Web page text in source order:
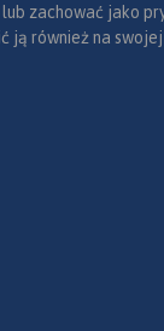
lub zachować jako
ją również na